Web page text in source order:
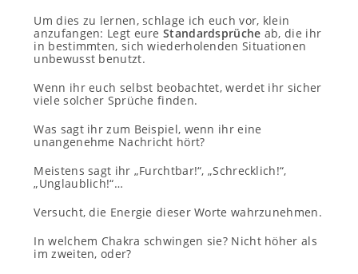
Um dies zu lernen, schlage ich euch vor, klein
anzufangen: Legt eureStandardsprüche ab, die ihr
in bestimmten, sich wiederholenden Situationen
unbewusst benutzt.
Wenn ihr euch selbst beobachtet, werdet ihr sicher
viele solcher Sprüche finden.
Was sagt ihr zum Beispiel, wenn ihr eine
unangenehme Nachricht hört?
Meistens sagt ihr „Furchtbar!“, „Schrecklich!“,
„Unglaublich!“…
Versucht, die Energie dieser Worte wahrzunehmen.
In welchem Chakra schwingen sie? Nicht höher als
im zweiten, oder?